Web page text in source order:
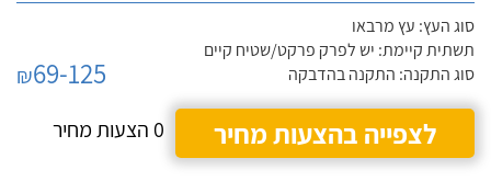
סוג העץ: עץ מרבאו
תשתית קיימת: יש לפרק פרקט/שטיח קיים
סוג התקנה: התקנה בהדבקה
₪69-125
לצפייה בהצעות מחיר
0 הצעות מחיר